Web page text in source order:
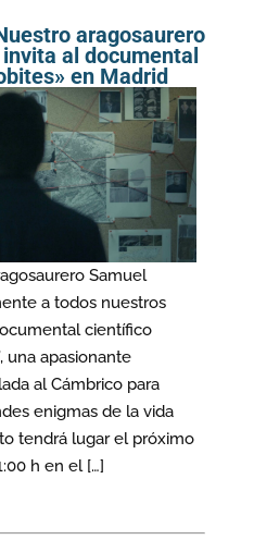
aragosaurero
al documental
en Madrid
Samuel
a todos nuestros
científico
una apasionante
al Cámbrico para
enigmas de la vida
tendrá lugar el próximo
h en el […]